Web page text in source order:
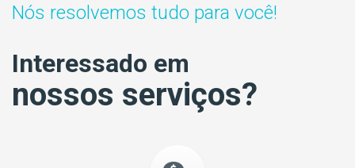
Nós resolvemos tudo para você!
Interessado em
nossos serviços?